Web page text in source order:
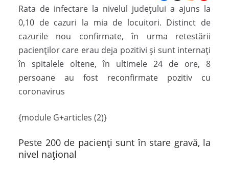
Rata de infectare la nivelul judeţului a ajuns la
0,10 de cazuri la mia de locuitori. Distinct de
cazurile nou confirmate, în urma retestării
pacienților care erau deja pozitivi și sunt internați
în spitalele oltene, în ultimele 24 de ore, 8
persoane au fost reconfirmate pozitiv cu
coronavirus
{module G+articles (2)}
Peste 200 de pacienți sunt în stare gravă, la
nivel național